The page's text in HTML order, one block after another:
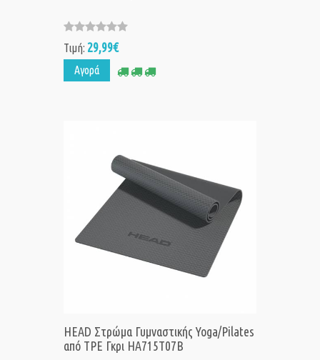
Τιμή: 29,99€
Αγορά
HEAD Στρώμα Γυμναστικής Yoga/Pilates
από TPE Γκρι HA715T07B